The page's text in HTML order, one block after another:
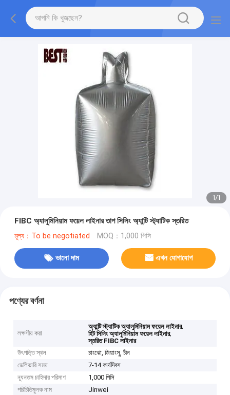
1/1
FIBC অ্যালুমিনিয়াম ফয়েল লাইনার তাপ সিলিং অ্যান্টি স্ট্যাটিক স্তরিত
মূল্য：To be negotiated MOQ：1,000 পিসি
ভালো দাম এখন যোগাযোগ
পণ্যের বর্ণনা
লক্ষণীয় করা
অ্যান্টি স্ট্যাটিক অ্যালুমিনিয়াম ফয়েল লাইনার,
হিট সিলিং অ্যালুমিনিয়াম ফয়েল লাইনার,
স্তরিত FIBC লাইনার
উৎপত্তি স্থল
চাংঝো, জিয়াংসু, চীন
ডেলিভারি সময়
7-14 কার্যদিবস
ন্যূনতম চাহিদার পরিমাণ
1,000 পিসি
পরিচিতিমুলক নাম
Jinwei